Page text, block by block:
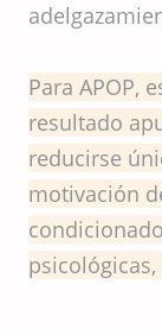
Para APOP,
resultado
reducirse
motivación